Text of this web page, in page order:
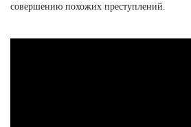
совершению похожих преступлений.